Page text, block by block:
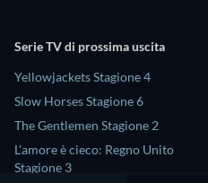
Serie TV di prossima uscita
Yellowjackets Stagione 4
Slow Horses Stagione 6
The Gentlemen Stagione 2
L'amore è cieco: Regno Unito
Stagione 3